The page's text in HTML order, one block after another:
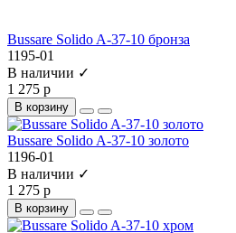
Bussare Solido A-37-10 бронза
1195-01
В наличии ✓
1 275 р
В корзину
Bussare Solido A-37-10 золото
1196-01
В наличии ✓
1 275 р
В корзину